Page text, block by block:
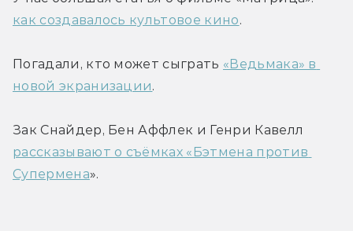
как создавалось культовое кино.
Погадали, кто может сыграть «Ведьмака» в
новой экранизации.
рассказывают о съёмках «Бэтмена против
Супермена».